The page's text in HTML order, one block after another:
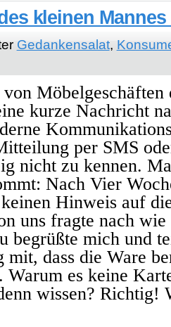
kleinen Mannes
Gedankensalat,
Möbelgeschäften
kurze Nachricht
per SMS
nicht zu kennen.
Nach Vier
Hinweis auf
uns fragte nach wie
begrüßte mich und
dass die Ware
es keine
wissen? Richtig!